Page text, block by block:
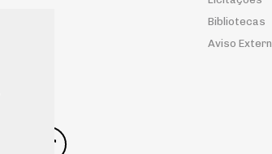
Bibliotecas
Aviso